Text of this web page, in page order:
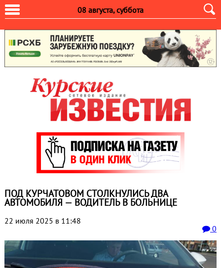
08 августа, суббота
ПОД КУРЧАТОВОМ СТОЛКНУЛИСЬ ДВА
АВТОМОБИЛЯ — ВОДИТЕЛЬ В БОЛЬНИЦЕ
22 июля 2025 в 11:48
0